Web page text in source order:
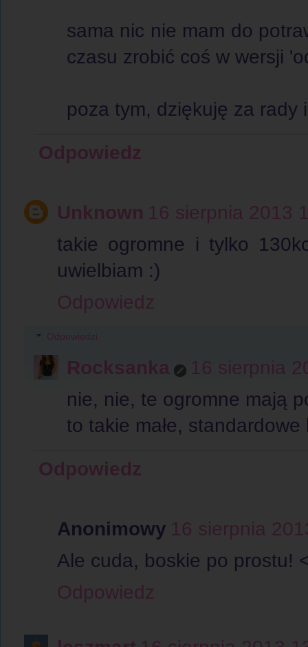
sama nic nie mam do
czasu zrobić coś w wersji
poza tym, dziękuję za rady
Odpowiedz
Unknown 16 sierpnia 2013
takie ogromne i tylko
uwielbiam :)
Odpowiedz
Odpowiedzi
Rocksanka
16 sierpnia
nie, nie, te ogromne mają
to takie małe,
Odpowiedz
Anonimowy 16 sierpnia
Ale cuda, boskie po prostu!
Odpowiedz